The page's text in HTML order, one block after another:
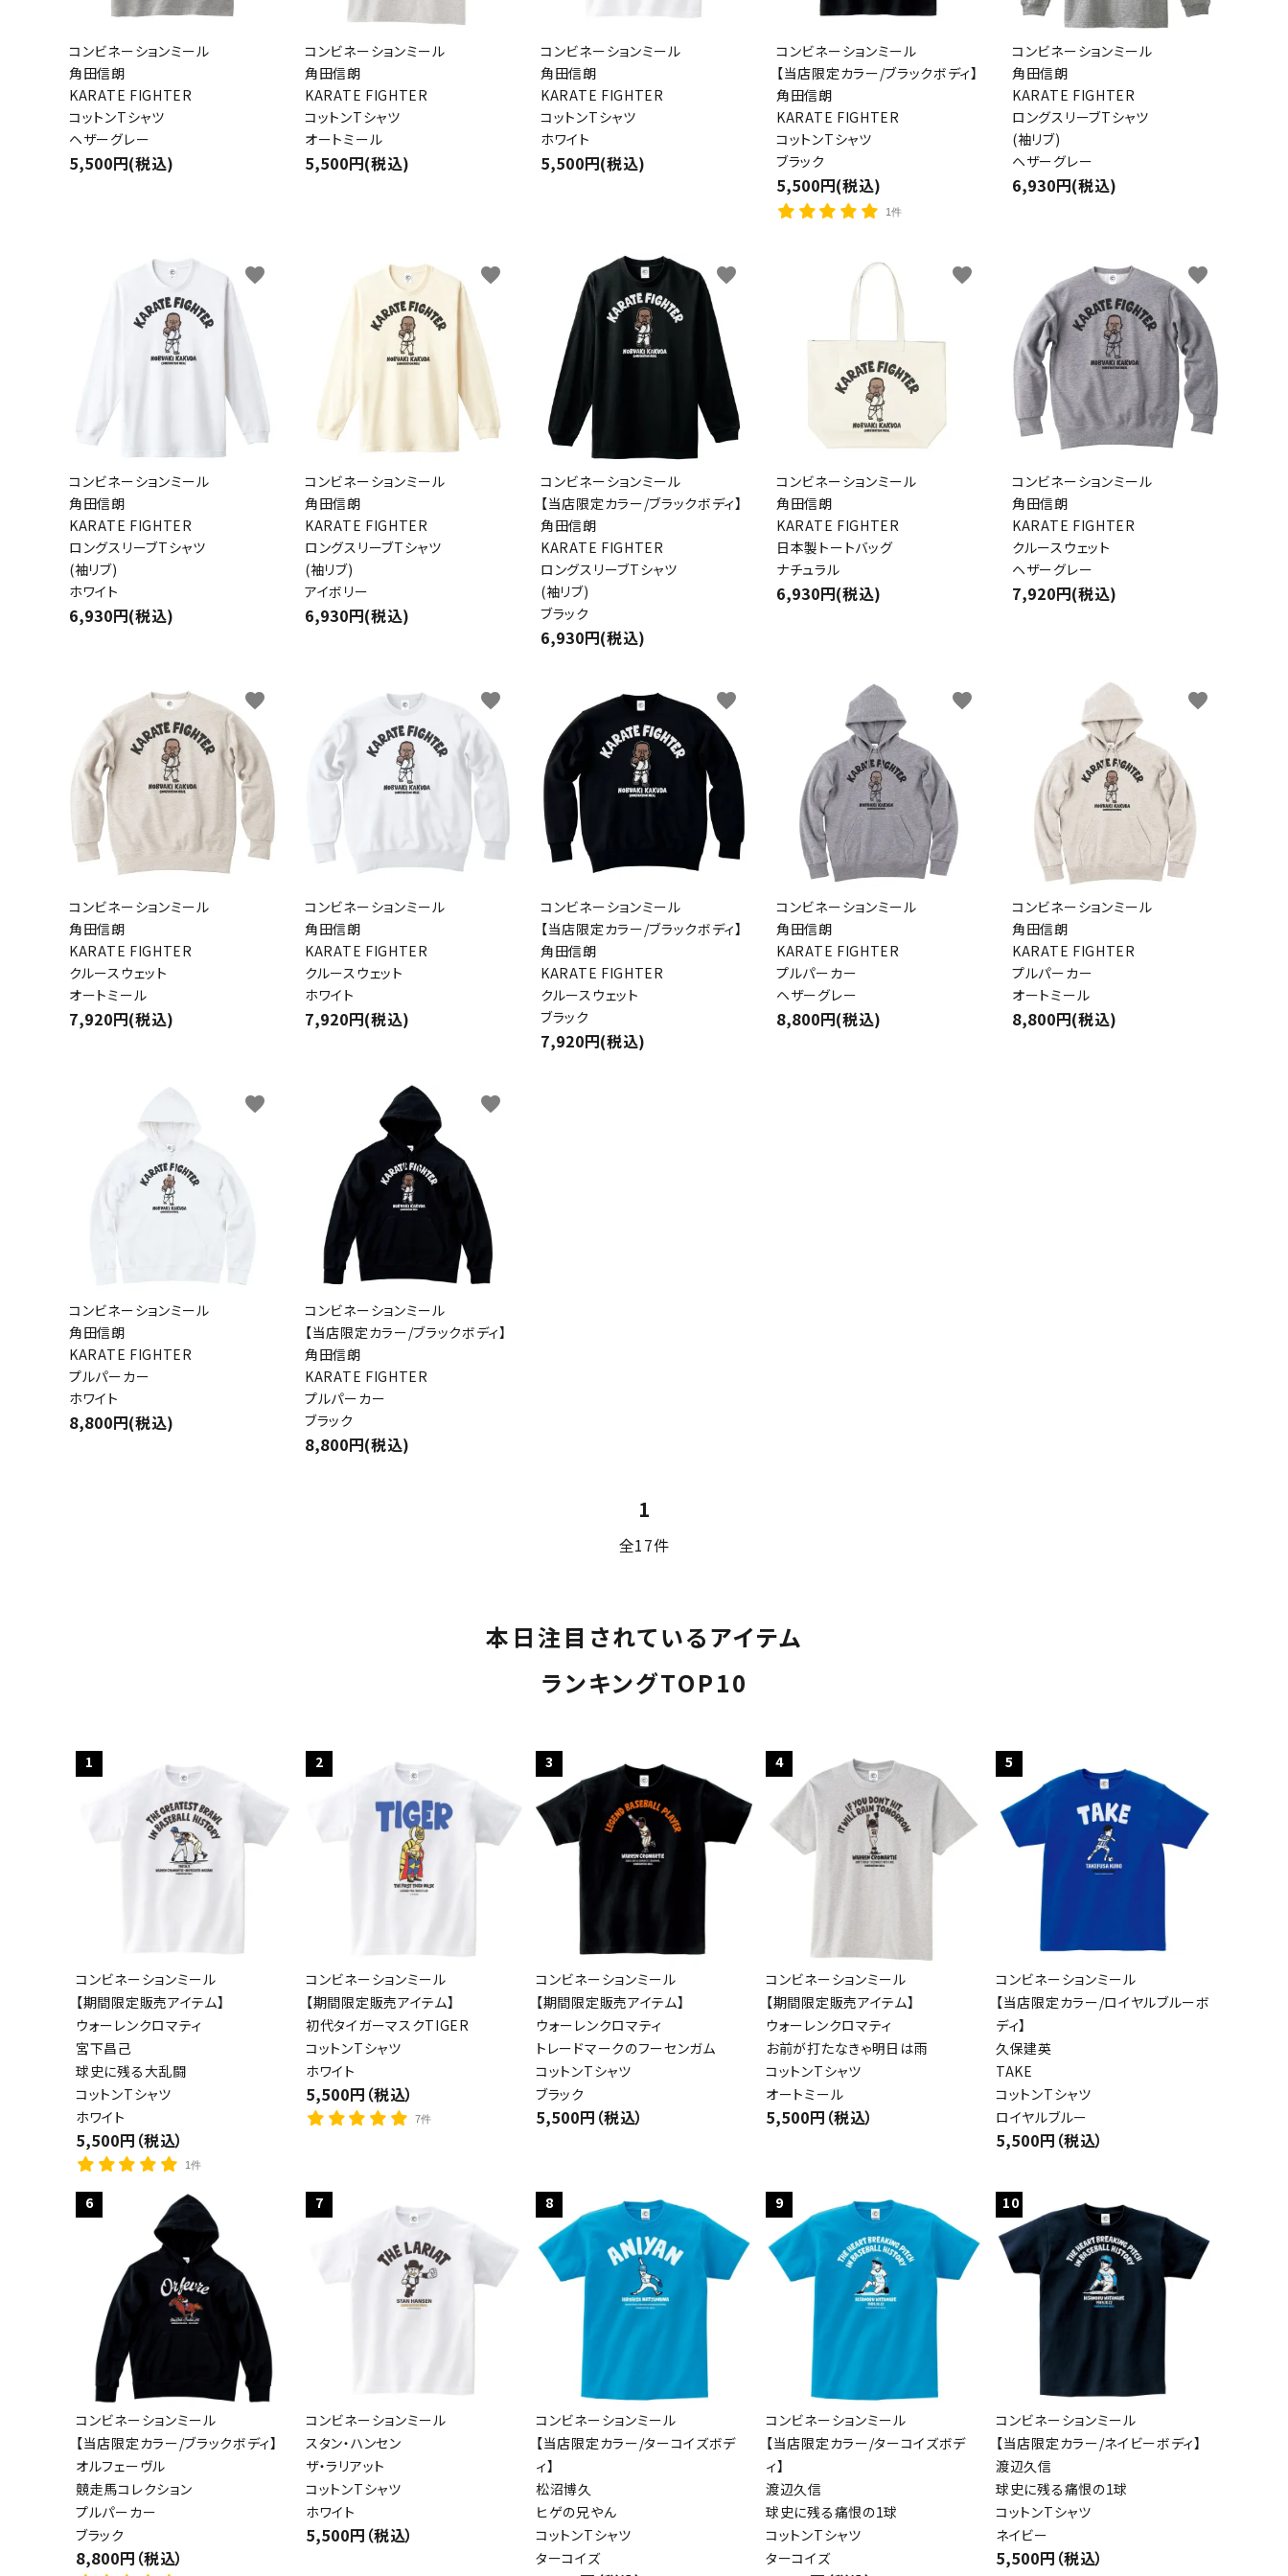
コンビネーションミール
角田信朗
KARATE FIGHTER
コットンTシャツ
ヘザーグレー
5,500円(税込)
コンビネーションミール
角田信朗
KARATE FIGHTER
コットンTシャツ
オートミール
5,500円(税込)
コンビネーションミール
角田信朗
KARATE FIGHTER
コットンTシャツ
ホワイト
5,500円(税込)
コンビネーションミール
【当店限定カラー/ブラックボディ】
角田信朗
KARATE FIGHTER
コットンTシャツ
ブラック
5,500円(税込)
1件
コンビネーションミール
角田信朗
KARATE FIGHTER
ロングスリーブTシャツ
(袖リブ)
ヘザーグレー
6,930円(税込)
コンビネーションミール
角田信朗
KARATE FIGHTER
ロングスリーブTシャツ
(袖リブ)
ホワイト
6,930円(税込)
favorite
コンビネーションミール
角田信朗
KARATE FIGHTER
ロングスリーブTシャツ
(袖リブ)
アイボリー
6,930円(税込)
favorite
コンビネーションミール
【当店限定カラー/ブラックボディ】
角田信朗
KARATE FIGHTER
ロングスリーブTシャツ
(袖リブ)
ブラック
6,930円(税込)
favorite
コンビネーションミール
角田信朗
KARATE FIGHTER
日本製トートバッグ
ナチュラル
6,930円(税込)
favorite
コンビネーションミール
角田信朗
KARATE FIGHTER
クルースウェット
ヘザーグレー
7,920円(税込)
favorite
コンビネーションミール
角田信朗
KARATE FIGHTER
クルースウェット
オートミール
7,920円(税込)
favorite
コンビネーションミール
角田信朗
KARATE FIGHTER
クルースウェット
ホワイト
7,920円(税込)
favorite
コンビネーションミール
【当店限定カラー/ブラックボディ】
角田信朗
KARATE FIGHTER
クルースウェット
ブラック
7,920円(税込)
favorite
コンビネーションミール
角田信朗
KARATE FIGHTER
プルパーカー
ヘザーグレー
8,800円(税込)
favorite
コンビネーションミール
角田信朗
KARATE FIGHTER
プルパーカー
オートミール
8,800円(税込)
favorite
コンビネーションミール
角田信朗
KARATE FIGHTER
プルパーカー
ホワイト
8,800円(税込)
favorite
コンビネーションミール
【当店限定カラー/ブラックボディ】
角田信朗
KARATE FIGHTER
プルパーカー
ブラック
8,800円(税込)
favorite
1
全17件
本日注目されているアイテム
ランキングTOP10
1
コンビネーションミール
【期間限定販売アイテム】
ウォーレンクロマティ
宮下昌己
球史に残る大乱闘
コットンTシャツ
ホワイト
5,500円（税込）
1件
2
コンビネーションミール
【期間限定販売アイテム】
初代タイガーマスクTIGER
コットンTシャツ
ホワイト
5,500円（税込）
7件
3
コンビネーションミール
【期間限定販売アイテム】
ウォーレンクロマティ
トレードマークのフーセンガム
コットンTシャツ
ブラック
5,500円（税込）
4
コンビネーションミール
【期間限定販売アイテム】
ウォーレンクロマティ
お前が打たなきゃ明日は雨
コットンTシャツ
オートミール
5,500円（税込）
5
コンビネーションミール
【当店限定カラー/ロイヤルブルーボ
ディ】
久保建英
TAKE
コットンTシャツ
ロイヤルブルー
5,500円（税込）
6
コンビネーションミール
【当店限定カラー/ブラックボディ】
オルフェーヴル
競走馬コレクション
プルパーカー
ブラック
8,800円（税込）
7
コンビネーションミール
スタン・ハンセン
ザ・ラリアット
コットンTシャツ
ホワイト
5,500円（税込）
8
コンビネーションミール
【当店限定カラー/ターコイズボデ
ィ】
松沼博久
ヒゲの兄やん
コットンTシャツ
ターコイズ
9
コンビネーションミール
【当店限定カラー/ターコイズボデ
ィ】
渡辺久信
球史に残る痛恨の1球
コットンTシャツ
ターコイズ
10
コンビネーションミール
【当店限定カラー/ネイビーボディ】
渡辺久信
球史に残る痛恨の1球
コットンTシャツ
ネイビー
5,500円（税込）